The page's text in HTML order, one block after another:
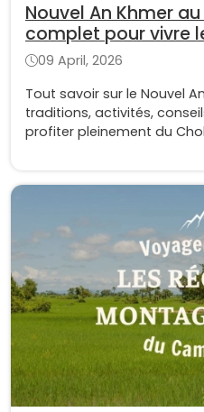
Nouvel An Khmer
complet pour vivre
Thmay
09 April, 2026
Tout savoir sur le Nouvel
traditions, activités,
profiter pleinement du